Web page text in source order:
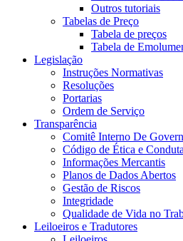
Outros tutoriais
Tabelas de Preço
Tabela de preços
Tabela de
Legislação
Instruções Normativas
Resoluções
Portarias
Ordem de Serviço
Transparência
Comitê Interno De
Código de Ética e
Informações Mercantis
Planos de Dados Abertos
Gestão de Riscos
Integridade
Qualidade de Vida no
Leiloeiros e Tradutores